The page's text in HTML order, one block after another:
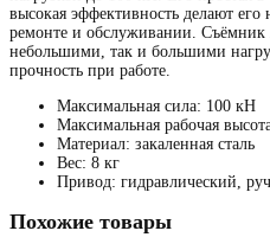
высокая эффективность делают
ремонте и обслуживании. Съёмник
небольшими, так и большими
прочность при работе.
Максимальная сила: 100 кН
Максимальная рабочая
Материал: закаленная сталь
Вес: 8 кг
Привод: гидравлический,
Похожие товары